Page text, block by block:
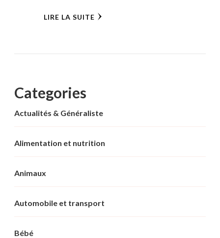
LIRE LA SUITE
Categories
Actualités & Généraliste
Alimentation et nutrition
Animaux
Automobile et transport
Bébé